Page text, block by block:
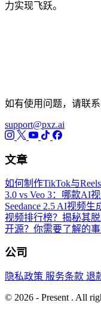
力实现飞跃。
如有使用问题，请联系
support@pxz.ai
文章
如何制作TikTok与
3.0 vs Veo 3：哪款AI
Seedance 2.5 AI视频
视频排行榜？揭秘其
开源？你需要了解的
公司
隐私政策 服务条款 退
© 2026 - Present . All